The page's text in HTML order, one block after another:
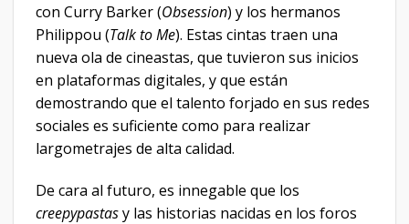
con Curry Barker (Obsession) y los hermanos
Philippou (Talk to Me). Estas cintas traen una
nueva ola de cineastas, que tuvieron sus inicios
en plataformas digitales, y que están
demostrando que el talento forjado en sus redes
sociales es suficiente como para realizar
largometrajes de alta calidad.
De cara al futuro, es innegable que los
creepypastasy las historias nacidas en los foros